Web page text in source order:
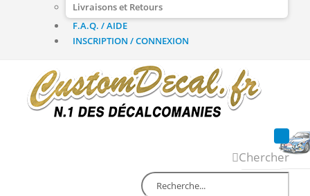
Livraisons et Retours
F.A.Q. / AIDE
INSCRIPTION / CONNEXION
Chercher